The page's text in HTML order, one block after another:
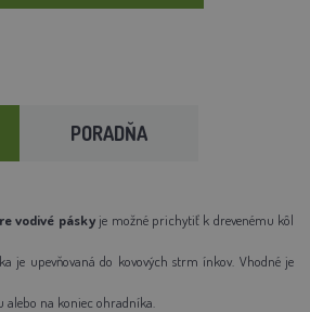
PORADŇA
vodivé pásky je možné prichytiť k drevenému kôl
je upevňovaná do kovových strm ínkov. Vhodné je
na koniec ohradníka.